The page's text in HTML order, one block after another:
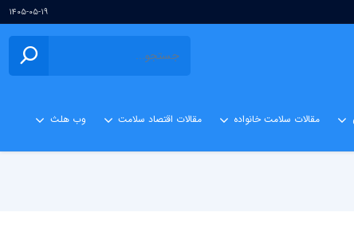
۱۴۰۵-۰۵-۱۹
مقالات سلامت خانواده مقالات اقتصاد سلامت وب هلث